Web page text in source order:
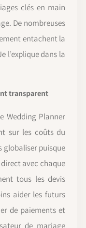
clés en main
De nombreuses
entachent la
l’explique dans la
transparent
Wedding Planner
sur les coûts du
globaliser puisque
avec chaque
tous les devis
aider les futurs
de paiements et
de mariage